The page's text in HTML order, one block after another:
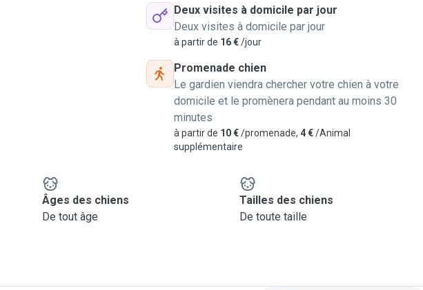
Deux visites à domicile par jour
Deux visites à domicile par jour
à partir de 16 €/jour
Promenade chien
Le gardien viendra chercher votre chien à votre
domicile et le promènera pendant au moins 30
minutes
à partir de 10 €/promenade, 4 €/Animal
supplémentaire
Âges des chiens
De tout âge
Tailles des chiens
De toute taille